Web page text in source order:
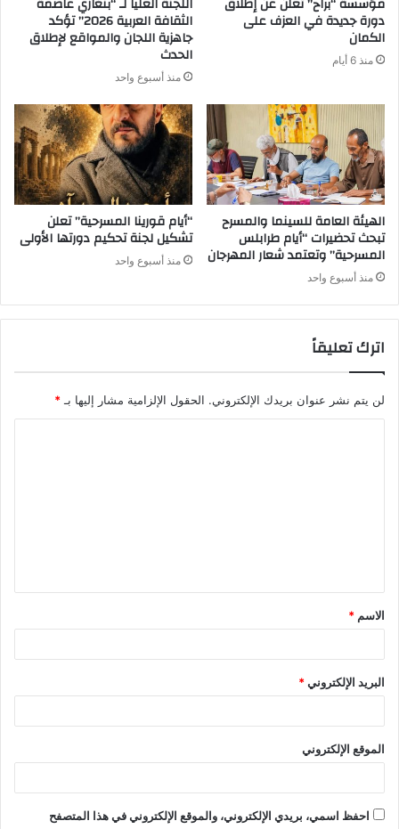
دورة جديدة في العزف على
الكمان
منذ 6 أيام
الثقافة العربية 2026” تؤكد
جاهزية اللجان والمواقع لإطلاق
الحدث
منذ أسبوع واحد
الهيئة العامة للسينما والمسرح
تبحث تحضيرات “أيام طرابلس
المسرحية” وتعتمد شعار المهرجان
منذ أسبوع واحد
“أيام قورينا المسرحية” تعلن
تشكيل لجنة تحكيم دورتها الأولى
منذ أسبوع واحد
اترك تعليقاً
لن يتم نشر عنوان بريدك الإلكتروني. الحقول الإلزامية مشار إليها بـ *
ق
*
الاسم *
البريد الإلكتروني*
الموقع الإلكتروني
احفظ اسمي، بريدي الإلكتروني، والموقع الإلكتروني في هذا المتصفح